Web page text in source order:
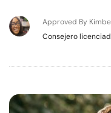
Approved By
Consejero